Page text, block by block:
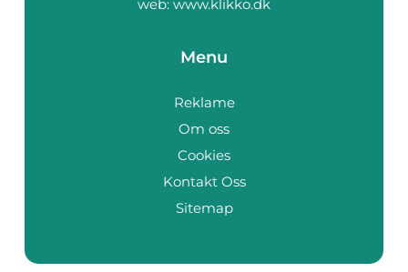
web: www.klikko.dk
Menu
Reklame
Om oss
Cookies
Kontakt Oss
Sitemap